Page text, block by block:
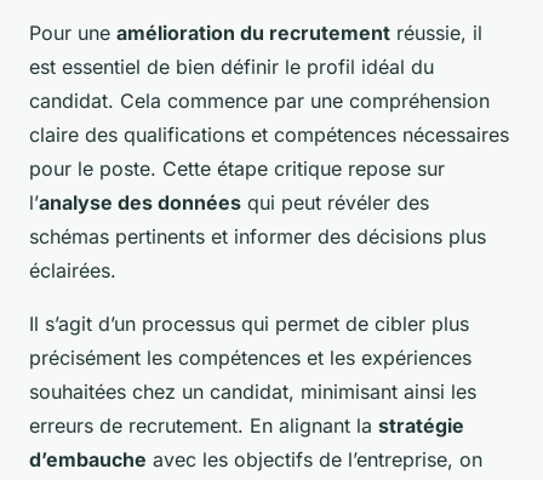
Pour une amélioration du recrutement réussie, il
est essentiel de bien définir le profil idéal du
candidat. Cela commence par une compréhension
claire des qualifications et compétences nécessaires
pour le poste. Cette étape critique repose sur
l’analyse des données qui peut révéler des
schémas pertinents et informer des décisions plus
éclairées.
Il s’agit d’un processus qui permet de cibler plus
précisément les compétences et les expériences
souhaitées chez un candidat, minimisant ainsi les
erreurs de recrutement. En alignant la stratégie
d’embauche avec les objectifs de l’entreprise, on